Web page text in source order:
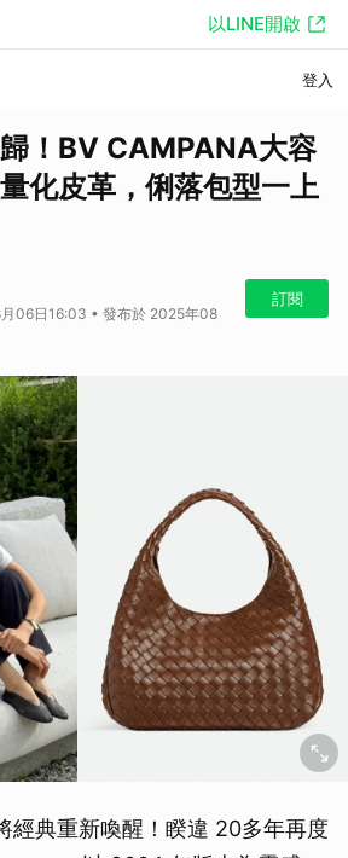
以LINE開啟
登入
！BV CAMPANA大容
化皮革，俐落包型一上
06日16:03 • 發布於 2025年08
訂閱
經典重新喚醒！睽違 20多年再度